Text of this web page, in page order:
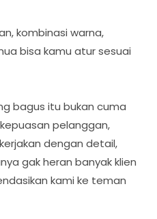
kombinasi warna,
bisa kamu atur sesuai
bagus itu bukan cuma
pelanggan,
dengan detail,
gak heran banyak klien
kami ke teman